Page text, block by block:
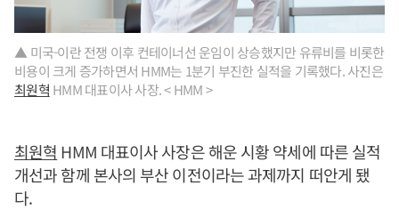
▲ 미국-이란 전쟁 이후 컨테이너선 운임이 상승했지만 유류비를 비롯한
비용이 크게 증가하면서 HMM는 1분기 부진한 실적을 기록했다. 사진은
최원혁 HMM 대표이사 사장. < HMM >
최원혁 HMM 대표이사 사장은 해운 시황 약세에 따른 실적
개선과 함께 본사의 부산 이전이라는 과제까지 떠안게 됐
다.